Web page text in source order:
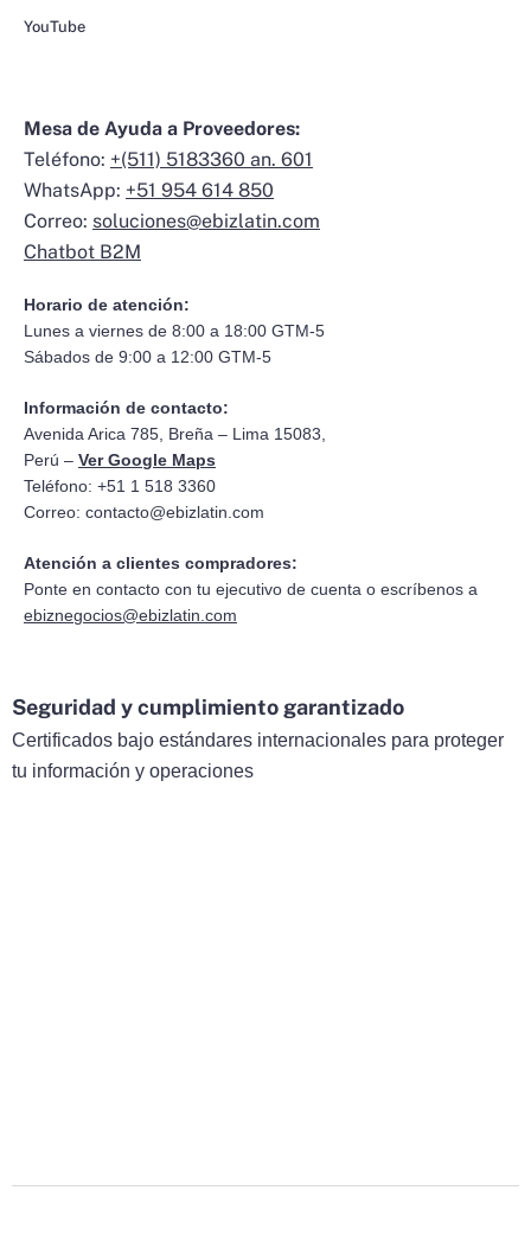
YouTube
Mesa de Ayuda a Proveedores:
Teléfono: +(511) 5183360 an. 601
WhatsApp: +51 954 614 850
Correo: soluciones@ebizlatin.com
Chatbot B2M
Horario de atención:
Lunes a viernes de 8:00 a 18:00 GTM-5
Sábados de 9:00 a 12:00 GTM-5
Información de contacto:
Avenida Arica 785, Breña – Lima 15083,
Perú – Ver Google Maps
Teléfono: +51 1 518 3360
Correo: contacto@ebizlatin.com
Atención a clientes compradores:
Ponte en contacto con tu ejecutivo de cuenta o escríbenos a
ebiznegocios@ebizlatin.com
Seguridad y cumplimiento garantizado
Certificados bajo estándares internacionales para proteger
tu información y operaciones